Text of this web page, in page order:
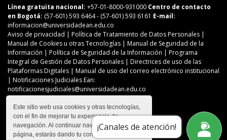
Este sitio web usa cookies y otras tecnologías,
con el fin de mejorar tu experiencia de
navegación. Al continuar navegando en esta
página, estarás dando tu consentimiento para
¡Canales de atención!
Línea gratuita nacional: +57-01-8000-931000 Centro de contacto
en Bogotá: (57-601) 593 6464- (57-601) 593 6161 E-mail:
informacion@universidadean.edu.co
Aviso de privacidad | Política de Tratamiento de Datos Personales |
Manual de Cookies u otras Tecnologías | Manual de Seguridad de la
Información | Política de Seguridad de la Información | Programa
Integral de Gestión de Datos Personales | Directrices de uso de las
Plataformas Digitales | Manual de uso del correo electrónico institucional
| Notificaciones Judiciales Ean:
notificacionesjudiciales@universidadean.edu.co
Contáctanos
Menú Redes Sociales